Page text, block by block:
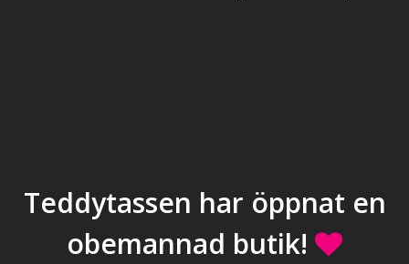
Teddytassen har öppnat en
obemannad butik!